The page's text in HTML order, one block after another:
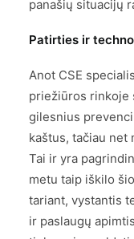
panašių situacijų
Patirties ir
Anot CSE
priežiūros rinkoje
gilesnius
kaštus, tačiau net
Tai ir yra
metu taip iškilo
tariant, vystantis
ir paslaugų